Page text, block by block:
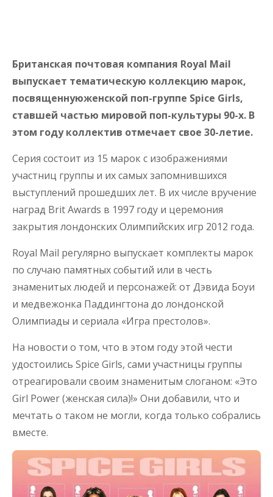
Британская почтовая компания Royal Mail
выпускает тематическую коллекцию марок,
посвященнуюженской поп-группе Spice Girls,
ставшей частью мировой поп-культуры 90-х. В
этом году коллектив отмечает свое 30-летие.
Серия состоит из 15 марок с изображениями
участниц группы и их самых запомнившихся
выступлений прошедших лет. В их числе вручение
наград Brit Awards в 1997 году и церемония
закрытия лондонских Олимпийских игр 2012 года.
Royal Mail регулярно выпускает комплекты марок
по случаю памятных событий или в честь
знаменитых людей и персонажей: от Дэвида Боуи
и медвежонка Паддингтона до лондонской
Олимпиады и сериала «Игра престолов».
На новости о том, что в этом году этой чести
удостоились Spice Girls, сами участницы группы
отреагировали своим знаменитым слоганом: «Это
Girl Power (женская сила)!» Они добавили, что и
мечтать о таком не могли, когда только собрались
вместе.